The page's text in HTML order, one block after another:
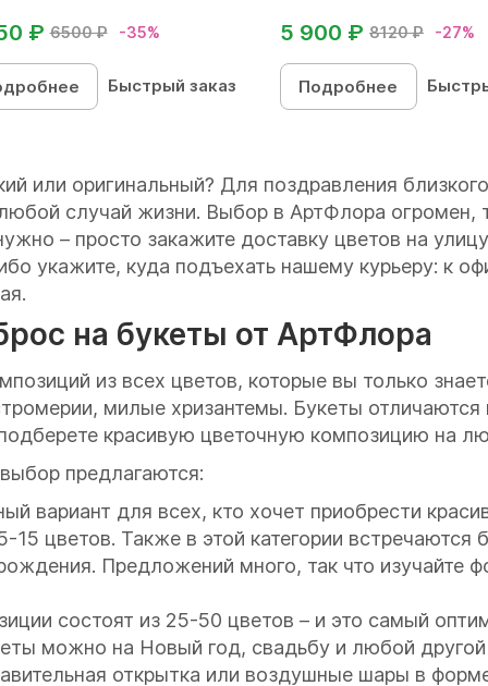
6500 ₽ -35%
₽
Быстрый заказ
8120 ₽ -27%
5 900 ₽
Подробнее
или оригинальный? Для поздравления
случай жизни. Выбор в АртФлора огромен,
– просто закажите доставку цветов на
укажите, куда подъехать нашему курьеру: к
на букеты от АртФлора
из всех цветов, которые вы только
милые хризантемы. Букеты отличаются
красивую цветочную композицию на
предлагаются:
вариант для всех, кто хочет приобрести
15 цветов. Также в этой категории встречаются
Предложений много, так что изучайте
состоят из 25-50 цветов – и это самый
можно на Новый год, свадьбу и любой
открытка или воздушные шары в